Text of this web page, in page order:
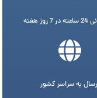
هفته
به سراسر کشور